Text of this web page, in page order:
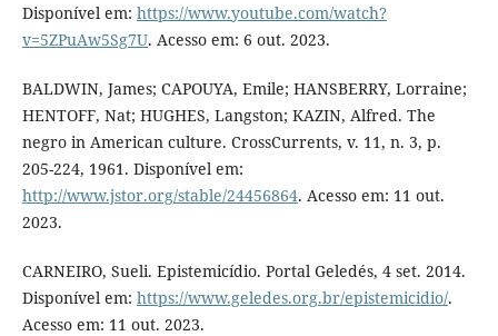
Disponível em: https://www.youtube.com/watch?
v=5ZPuAw5Sg7U. Acesso em: 6 out. 2023.
BALDWIN, James; CAPOUYA, Emile; HANSBERRY, Lorraine;
HENTOFF, Nat; HUGHES, Langston; KAZIN, Alfred. The
negro in American culture. CrossCurrents, v. 11, n. 3, p.
205-224, 1961. Disponível em:
http://www.jstor.org/stable/24456864. Acesso em: 11 out.
2023.
CARNEIRO, Sueli. Epistemicídio. Portal Geledés, 4 set. 2014.
Disponível em: https://www.geledes.org.br/epistemicidio/.
Acesso em: 11 out. 2023.